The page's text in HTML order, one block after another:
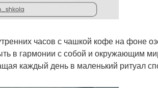
часов с чашкой кофе на фоне
в гармонии с собой и окружающим
каждый день в маленький ритуал